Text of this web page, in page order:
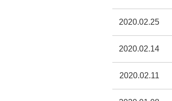
2020.02.25
2020.02.14
2020.02.11